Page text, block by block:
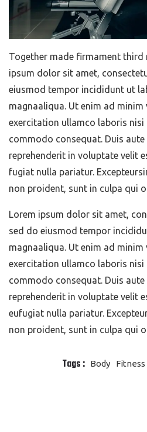
Together made firmament third
ipsum dolor sit amet,
eiusmod tempor incididunt ut
magnaaliqua. Ut enim ad minim
exercitation ullamco laboris nisi
commodo consequat. Duis
reprehenderit in voluptate velit
fugiat nulla pariatur.
non proident, sunt in culpa qui
Lorem ipsum dolor sit amet,
sed do eiusmod tempor
magnaaliqua. Ut enim ad minim
exercitation ullamco laboris nisi
commodo consequat. Duis
reprehenderit in voluptate velit
eufugiat nulla pariatur.
non proident, sunt in culpa qui
Tags : Body Fitness